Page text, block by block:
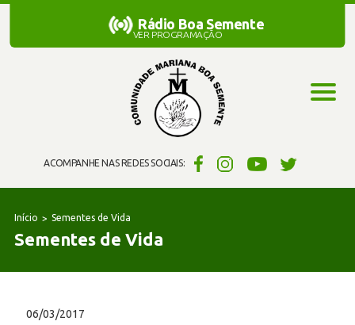
ACOMPANHE NAS REDES SOCIAIS:
Rádio Boa Semente
Rádio Boa Semente
VER PROGRAMAÇÃO
Início Sementes de Vida
Sementes de Vida
06/03/2017